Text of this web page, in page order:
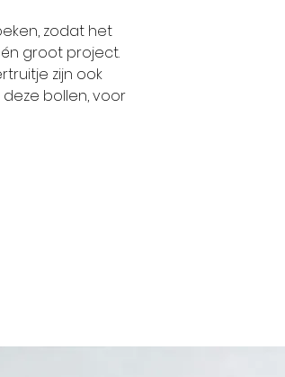
zodat het
groot project.
zijn ook
bollen, voor